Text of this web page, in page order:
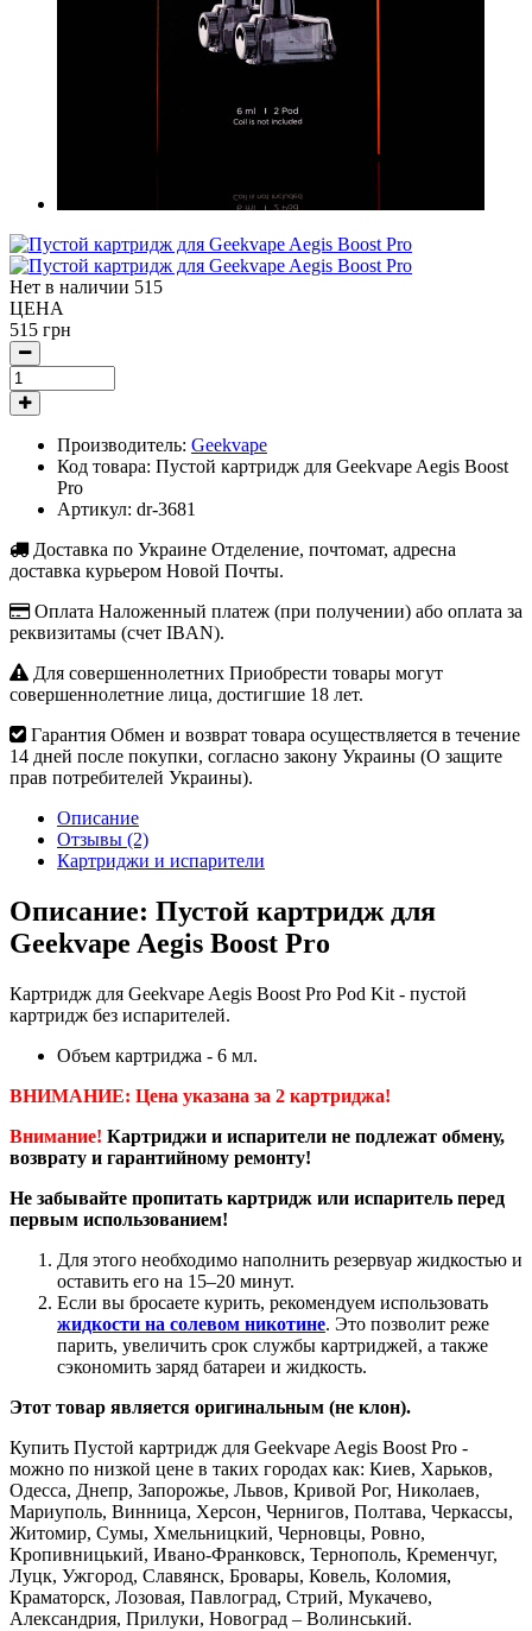
Нет в наличии 515
ЦЕНА
515 грн
Производитель: Geekvape
Код товара: Пустой картридж для Geekvape Aegis Boost
Pro
Артикул: dr-3681
Доставка по Украине Отделение, почтомат, адресна
доставка курьером Новой Почты.
Оплата Наложенный платеж (при получении) або оплата за
реквизитамы (счет IBAN).
Для совершеннолетних Приобрести товары могут
совершеннолетние лица, достигшие 18 лет.
Гарантия Обмен и возврат товара осуществляется в течение
14 дней после покупки, согласно закону Украины (О защите
прав потребителей Украины).
Описание
Отзывы (2)
Картриджи и испарители
Описание: Пустой картридж для
Geekvape Aegis Boost Pro
Картридж для Geekvape Aegis Boost Pro Pod Kit - пустой
картридж без испарителей.
Объем картриджа - 6 мл.
ВНИМАНИЕ: Цена указана за 2 картриджа!
Внимание! Картриджи и испарители не подлежат обмену,
возврату и гарантийному ремонту!
Не забывайте пропитать картридж или испаритель перед
первым использованием!
Для этого необходимо наполнить резервуар жидкостью и
оставить его на 15–20 минут.
Если вы бросаете курить, рекомендуем использовать
жидкости на солевом никотине. Это позволит реже
парить, увеличить срок службы картриджей, а также
сэкономить заряд батареи и жидкость.
Этот товар является оригинальным (не клон).
Купить Пустой картридж для Geekvape Aegis Boost Pro -
можно по низкой цене в таких городах как: Киев, Харьков,
Одесса, Днепр, Запорожье, Львов, Кривой Рог, Николаев,
Мариуполь, Винница, Херсон, Чернигов, Полтава, Черкассы,
Житомир, Сумы, Хмельницкий, Черновцы, Ровно,
Кропивницький, Ивано-Франковск, Тернополь, Кременчуг,
Луцк, Ужгород, Славянск, Бровары, Ковель, Коломия,
Краматорск, Лозовая, Павлоград, Стрий, Мукачево,
Александрия, Прилуки, Новоград – Волинський.